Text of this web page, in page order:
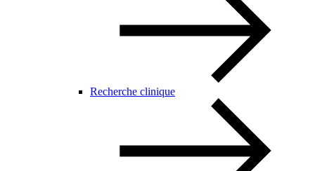
Recherche clinique